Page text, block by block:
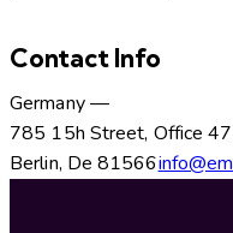
Contact Info
Germany —
785 15h Street, Office
Berlin, De 81566